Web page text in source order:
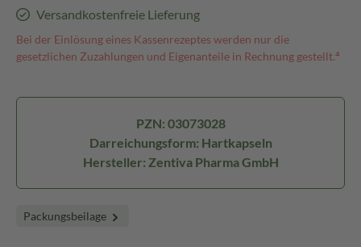
Versandkostenfreie Lieferung
Bei der Einlösung eines Kassenrezeptes werden nur die
gesetzlichen Zuzahlungen und Eigenanteile in Rechnung gestellt.⁴
PZN: 03073028
Darreichungsform: Hartkapseln
Hersteller: Zentiva Pharma GmbH
Packungsbeilage